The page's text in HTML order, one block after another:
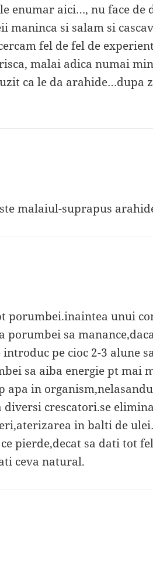
enumar aici…, nu face de
maninca si salam si
fel de fel de
malai adica numai
ca le da arahide…dupa
malaiul-suprapus
porumbei.inaintea unui
porumbei sa
pe cioc 2-3 alune
sa aiba energie pt mai
in
diversi crescatori.se
in balti de
pierde,decat sa dati tot
ceva natural.